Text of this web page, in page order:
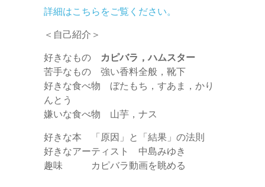
詳細はこちらをご覧ください。
＜自己紹介＞
好きなもの カピバラ，ハムスター
苦手なもの 強い香料全般，靴下
好きな食べ物 ぼたもち，すあま，かり
んとう
嫌いな食べ物 山芋，ナス
好きな本 「原因」と「結果」の法則
好きなアーティスト 中島みゆき
趣味 カピバラ動画を眺める